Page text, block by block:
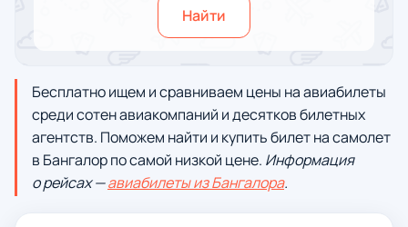
Найти
Бесплатно ищем и сравниваем цены на авиабилеты
среди сотен авиакомпаний и десятков билетных
агентств. Поможем найти и купить билет на самолет
в Бангалор по самой низкой цене. Информация
о рейсах —авиабилеты из Бангалора.